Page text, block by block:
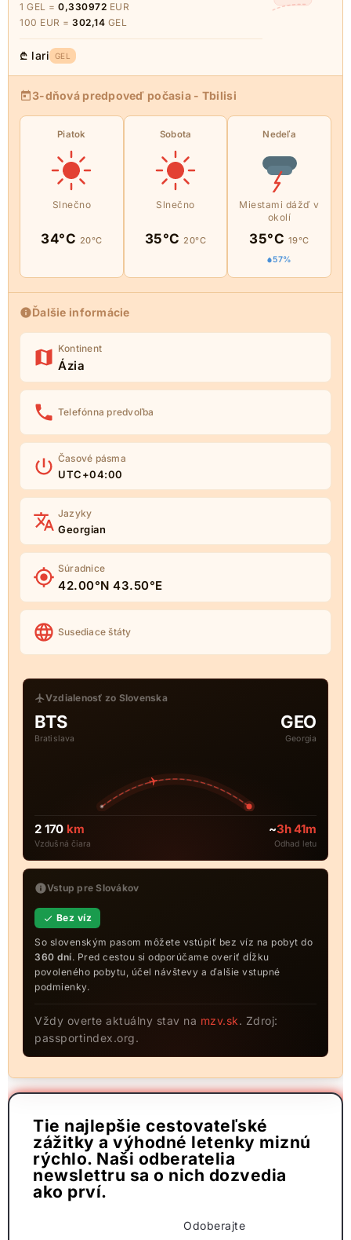
1 GEL = 0,330972 EUR
100 EUR = 302,14 GEL
₾ lari GEL
3-dňová predpoveď počasia - Tbilisi
Piatok
Slnečno
34°C 20°C
Sobota
Slnečno
35°C20°C
Nedeľa
Miestami dážď v
okolí
35°C 19°C
57%
Ďalšie informácie
Kontinent
Ázia
Telefónna predvoľba
Časové pásma
UTC+04:00
Jazyky
Georgian
Súradnice
42.00°N 43.50°E
Susediace štáty
Vzdialenosť zo Slovenska
BTS
Bratislava
GEO
Georgia
2 170 km
Vzdušná čiara
~3h 41m
Odhad letu
Vstup pre Slovákov
Bez víz
So slovenským pasom môžete vstúpiť bez víz na pobyt do
360 dní. Pred cestou si odporúčame overiť dĺžku
povoleného pobytu, účel návštevy a ďalšie vstupné
podmienky.
Vždy overte aktuálny stav na mzv.sk. Zdroj:
passportindex.org.
Tie najlepšie cestovateľské
zážitky a výhodné letenky miznú
rýchlo. Naši odberatelia
newslettru sa o nich dozvedia
ako prví.
Odoberajte